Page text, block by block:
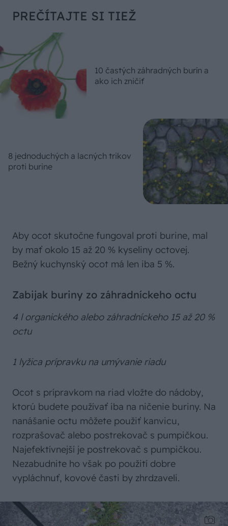
PREČÍTAJTE SI TIEŽ
10 častých záhradných burín a
ako ich zničiť
8 jednoduchých a lacných trikov
proti burine
Aby ocot skutočne fungoval proti burine, mal
by mať okolo 15 až 20 % kyseliny octovej.
Bežný kuchynský ocot má len iba 5 %.
Zabijak buriny zo záhradníckeho octu
4 l organického alebo záhradníckeho 15 až 20 %
octu
1 lyžica prípravku na umývanie riadu
Ocot s prípravkom na riad vložte do nádoby,
ktorú budete používať iba na ničenie buriny. Na
nanášanie octu môžete použiť kanvicu,
rozprašovač alebo postrekovač s pumpičkou.
Najefektívnejší je postrekovač s pumpičkou.
Nezabudnite ho však po použití dobre
vypláchnuť, kovové časti by zhrdzaveli.